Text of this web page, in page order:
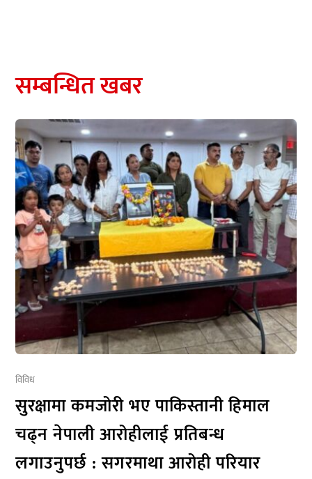
सम्बन्धित खबर
विविध
सुरक्षामा कमजोरी भए पाकिस्तानी हिमाल
चढ्न नेपाली आरोहीलाई प्रतिबन्ध
लगाउनुपर्छ : सगरमाथा आरोही परियार